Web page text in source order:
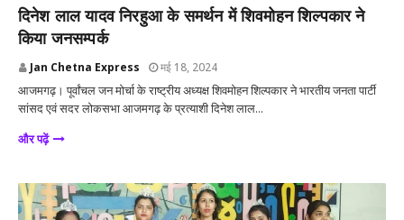
दिनेश लाल यादव निरहुआ के समर्थन में शिवमोहन शिल्पकार ने
किया जनसम्पर्क
Jan Chetna Express मई 18, 2024
आजमगढ़। पूर्वांचल जन मोर्चा के राष्ट्रीय अध्यक्ष शिवमोहन शिल्पकार ने भारतीय जनता पार्टी
सांसद एवं सदर लोकसभा आजमगढ़ के प्रत्याशी दिनेश लाल...
और पढ़ें